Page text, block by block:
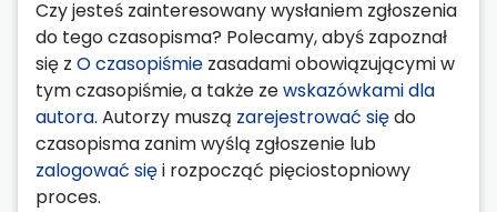
Czy jesteś zainteresowany wysłaniem zgłoszenia
do tego czasopisma? Polecamy, abyś zapoznał
się z O czasopiśmie zasadami obowiązującymi w
tym czasopiśmie, a także zewskazówkami dla
autora. Autorzy muszą zarejestrować siędo
czasopisma zanim wyślą zgłoszenie lub
zalogować sięi rozpocząć pięciostopniowy
proces.